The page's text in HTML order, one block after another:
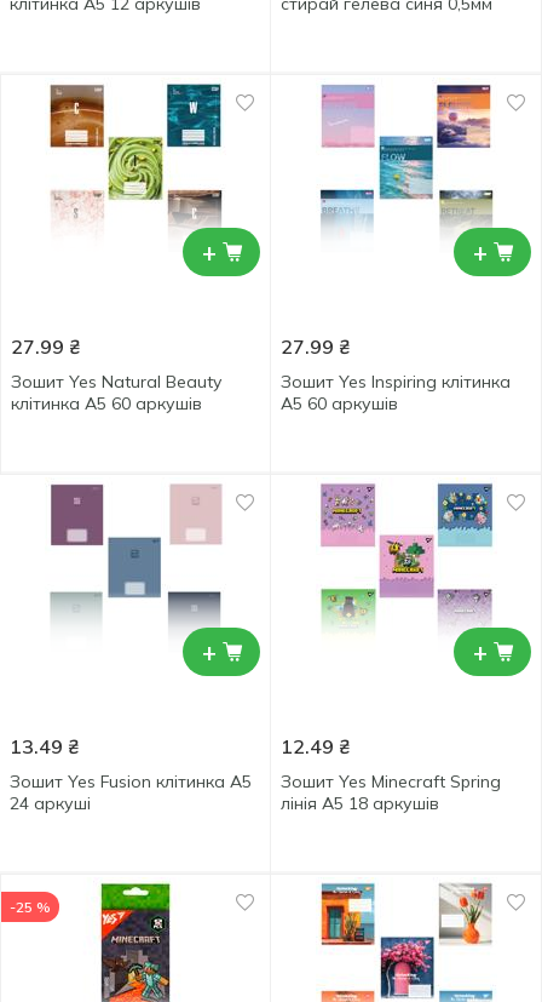
+
27.99 ₴
Зошит Yes Natural Beauty
клітинка А5 60 аркушів
+
27.99 ₴
Зошит Yes Inspiring клітинка
А5 60 аркушів
+
13.49 ₴
Зошит Yes Fusion клітинка А5
24 аркуші
+
12.49 ₴
Зошит Yes Minecraft Spring
лінія А5 18 аркушів
-25 %